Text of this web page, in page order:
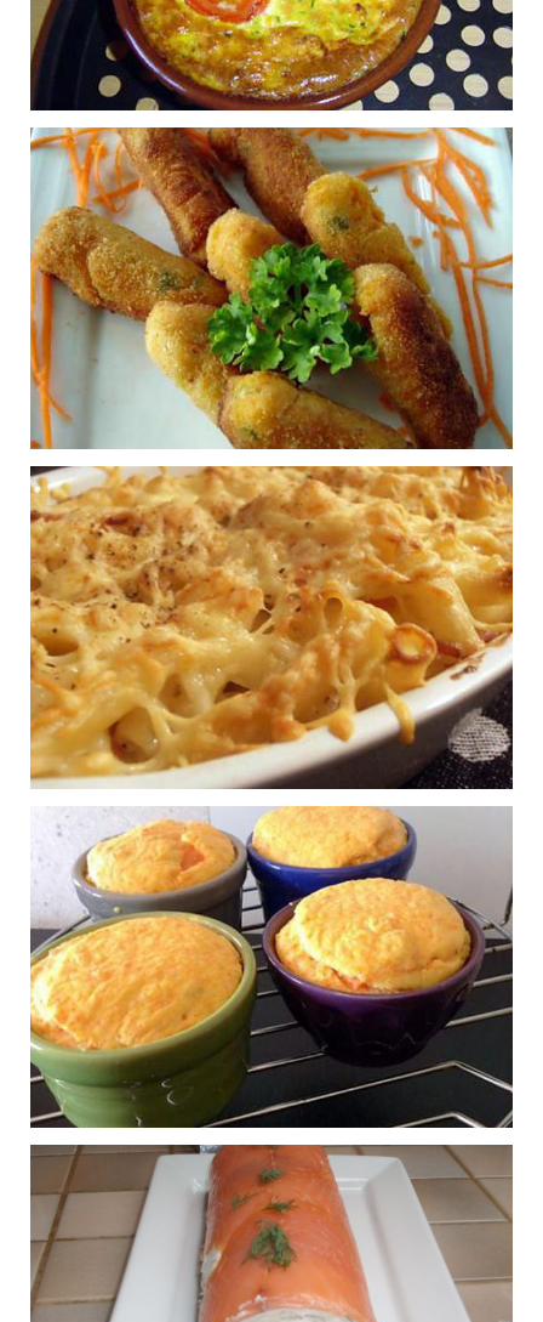
0
Crèmes à la banane
Publié le 13/11/2015 à 17:39
0
Flan de courgette et
carottes
Publié le 13/11/2015 à 17:33
0
Croquettes de carotte
Publié le 13/11/2015 à 17:32
0
Gratin de macaroni au
jambon fumé
Publié le 13/11/2015 à 17:27